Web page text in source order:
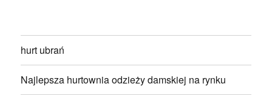
hurt ubrań
Najlepsza hurtownia odzieży damskiej na rynku